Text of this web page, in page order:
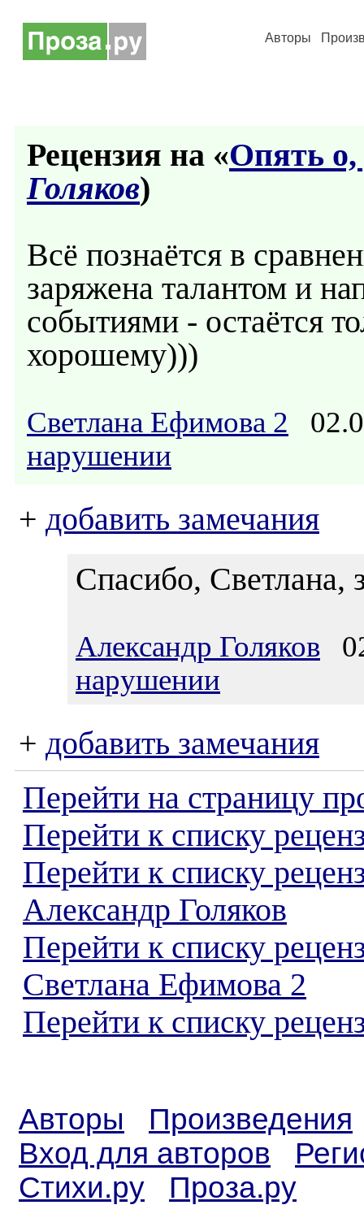
Авторы
Рецензия на «Опять о,
Голяков)
Всё познаётся в
заряжена талантом и
событиями - остаётся
хорошему)))
Светлана Ефимова 2
нарушении
+ добавить замечания
Спасибо, Светлана,
Александр Голяков
нарушении
+ добавить замечания
Перейти на страницу
Перейти к списку
Перейти к списку
Александр Голяков
Перейти к списку
Светлана Ефимова 2
Перейти к списку
Авторы
Произведения
Вход для авторов
Стихи.ру
Проза.ру